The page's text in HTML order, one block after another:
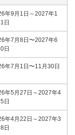
年9月1日～2027年1
日
年7月8日〜2027年6
日
年7月1日〜11月30日
年5月27日～2027年4
日
年4月22日～2027年3
日